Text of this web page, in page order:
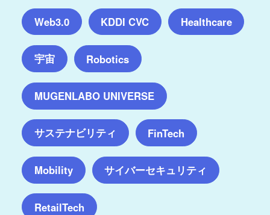
Web3.0 KDDI CVC Healthcare
宇宙 Robotics
MUGENLABO UNIVERSE
サステナビリティ FinTech
Mobility サイバーセキュリティ
RetailTech